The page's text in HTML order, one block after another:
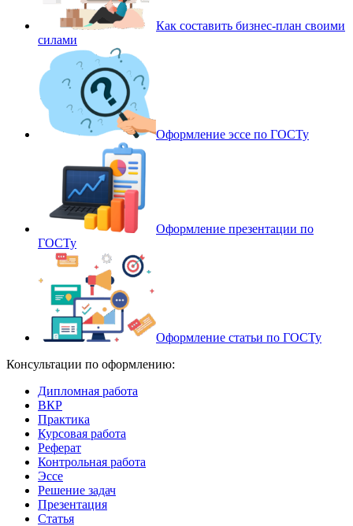
Как составить бизнес-план своими
силами
Оформление эссе по ГОСТу
Оформление презентации по
ГОСТу
Оформление статьи по ГОСТу
Консультации по оформлению:
Дипломная работа
ВКР
Практика
Курсовая работа
Реферат
Контрольная работа
Эссе
Решение задач
Презентация
Статья